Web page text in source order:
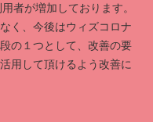
者が増加しております。
く、今後はウィズコロナ
の１つとして、改善の要
⽤して頂けるよう改善に